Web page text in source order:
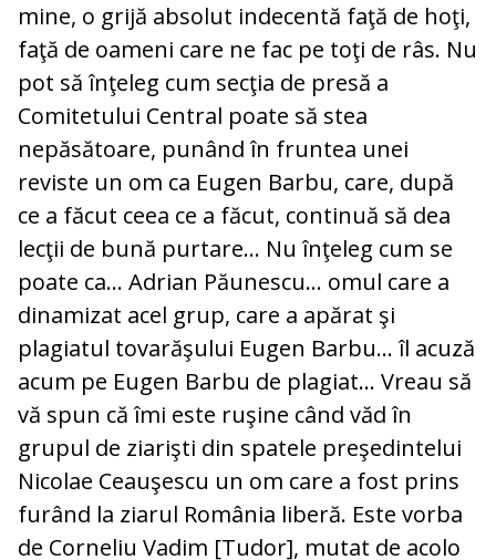
mine, o grijă absolut indecentă faţă de hoţi,
faţă de oameni care ne fac pe toţi de râs. Nu
pot să înţeleg cum secţia de presă a
Comitetului Central poate să stea
nepăsătoare, punând în fruntea unei
reviste un om ca Eugen Barbu, care, după
ce a făcut ceea ce a făcut, continuă să dea
lecţii de bună purtare… Nu înţeleg cum se
poate ca… Adrian Păunescu… omul care a
dinamizat acel grup, care a apărat şi
plagiatul tovarăşului Eugen Barbu… îl acuză
acum pe Eugen Barbu de plagiat… Vreau să
vă spun că îmi este ruşine când văd în
grupul de ziarişti din spatele preşedintelui
Nicolae Ceauşescu un om care a fost prins
furând la ziarul România liberă. Este vorba
de Corneliu Vadim [Tudor], mutat de acolo